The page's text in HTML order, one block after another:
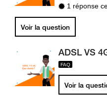
1 réponse
Voir la question
ADSL VS
Voir la